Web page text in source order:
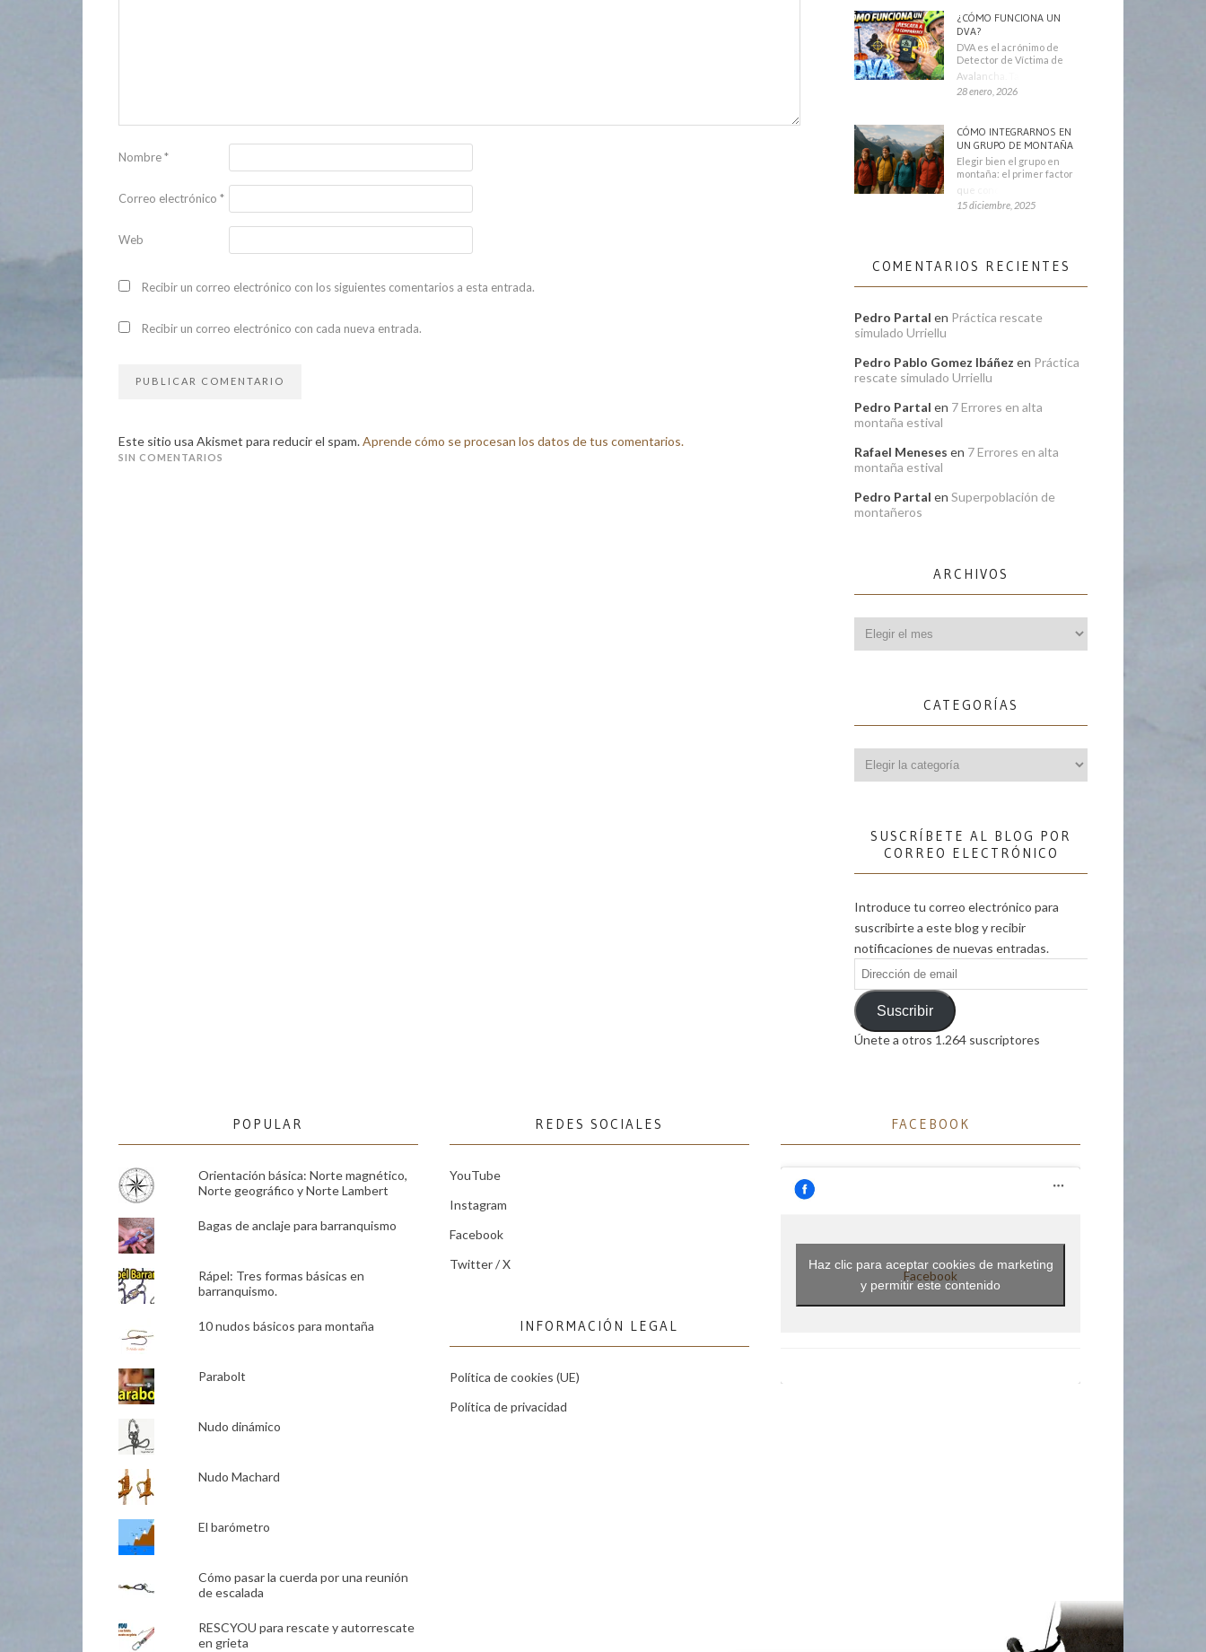
Nombre*
Correo electrónico *
Web
Recibir un correo electrónico con los siguientes comentarios a esta entrada.
Recibir un correo electrónico con cada nueva entrada.
Este sitio usa Akismet para reducir el spam.Aprende cómo se procesan los datos de tus comentarios.
SIN COMENTARIOS
¿CÓMO FUNCIONA UN
DVA?
DVA es el acrónimo de
Detector de Víctima de
Avalancha. También se
28 enero, 2026
CÓMO INTEGRARNOS EN
UN GRUPO DE MONTAÑA
Elegir bien el grupo en
montaña: el primer factor
que condiciona tu
15 diciembre, 2025
COMENTARIOS RECIENTES
Pedro Partal en Práctica rescate
simulado Urriellu
Pedro Pablo Gomez Ibáñez en Práctica
rescate simulado Urriellu
Pedro Partal en 7 Errores en alta
montaña estival
Rafael Meneses en 7 Errores en alta
montaña estival
Pedro Partal en Superpoblación de
montañeros
ARCHIVOS
CATEGORÍAS
SUSCRÍBETE AL BLOG POR
CORREO ELECTRÓNICO
Introduce tu correo electrónico para
suscribirte a este blog y recibir
notificaciones de nuevas entradas.
Dirección
de
emailSuscribir
Únete a otros 1.264 suscriptores
POPULAR
Orientación básica: Norte magnético,
Norte geográfico y Norte Lambert
Bagas de anclaje para barranquismo
Rápel: Tres formas básicas en
barranquismo.
10 nudos básicos para montaña
Parabolt
Nudo dinámico
Nudo Machard
El barómetro
Cómo pasar la cuerda por una reunión
de escalada
RESCYOU para rescate y autorrescate
en grieta
REDES SOCIALES
YouTube
Instagram
Facebook
Twitter / X
INFORMACIÓN LEGAL
Política de cookies (UE)
Política de privacidad
FACEBOOK
Facebook
Haz clic para aceptar cookies de marketing
y permitir este contenido